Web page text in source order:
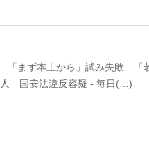
「まず本土から」試み失敗 「
人 国安法違反容疑 - 毎日(…)